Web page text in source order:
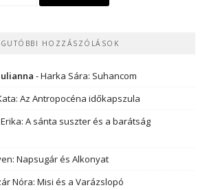
HOZZÁSZÓLÁSOK
-Harka Sára: Suhancom
Az Antropocéna időkapszula
A sánta suszter és a barátság
Napsugár és Alkonyat
Nóra: Misi és a Varázslopó